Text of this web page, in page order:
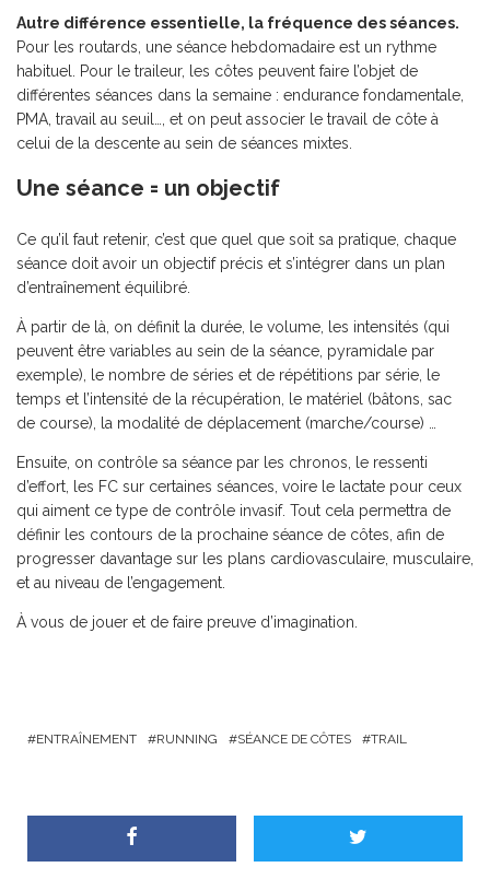
Autre différence essentielle, la fréquence des séances.
Pour les routards, une séance hebdomadaire est un rythme
habituel. Pour le traileur, les côtes peuvent faire l’objet de
différentes séances dans la semaine : endurance fondamentale,
PMA, travail au seuil…, et on peut associer le travail de côte à
celui de la descente au sein de séances mixtes.
Une séance = un objectif
Ce qu’il faut retenir, c’est que quel que soit sa pratique, chaque
séance doit avoir un objectif précis et s’intégrer dans un plan
d’entraînement équilibré.
À partir de là, on définit la durée, le volume, les intensités (qui
peuvent être variables au sein de la séance, pyramidale par
exemple), le nombre de séries et de répétitions par série, le
temps et l’intensité de la récupération, le matériel (bâtons, sac
de course), la modalité de déplacement (marche/course) …
Ensuite, on contrôle sa séance par les chronos, le ressenti
d’effort, les FC sur certaines séances, voire le lactate pour ceux
qui aiment ce type de contrôle invasif. Tout cela permettra de
définir les contours de la prochaine séance de côtes, afin de
progresser davantage sur les plans cardiovasculaire, musculaire,
et au niveau de l’engagement.
À vous de jouer et de faire preuve d’imagination.
ENTRAÎNEMENT RUNNING SÉANCE DE CÔTES TRAIL